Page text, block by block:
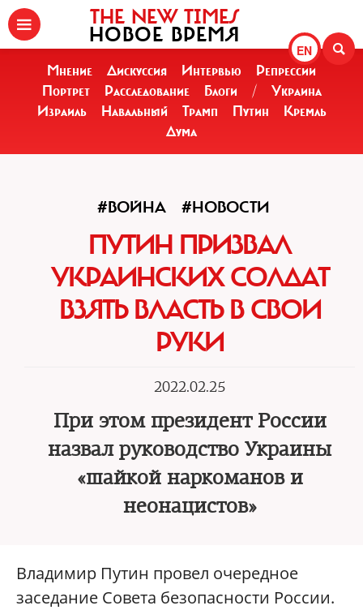
EN
THE NEW TIMES
НОВОЕ ВРЕМЯ
Мнение Дискуссия Интервью
Репрессии
Портрет
Расследование Блоги /
Украина
Израиль
Навальный Трамп Путин
Кремль
Дума
#ВОЙНА #НОВОСТИ
ПУТИН ПРИЗВАЛ
УКРАИНСКИХ СОЛДАТ
ВЗЯТЬ ВЛАСТЬ В СВОИ
РУКИ
2022.02.25
При этом президент России
назвал руководство Украины
«шайкой наркоманов и
неонацистов»
Владимир Путин провел очередное
заседание Совета безопасности России.